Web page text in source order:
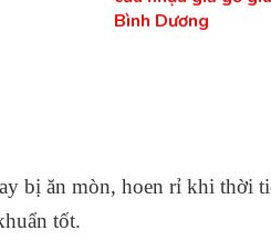
Bình Dương
bị ăn mòn, hoen rỉ khi thời
tốt.